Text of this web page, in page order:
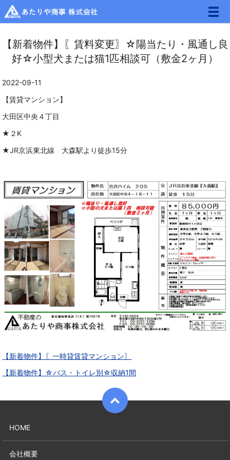
メ
【新着物件】〖賃料変更〗☆陽当たり・風通し良
好☆小型犬または猫1匹相談可（敷金2ヶ月）
2022-09-11
【賃貸マンション】
大田区中央４丁目
★２K
★JR京浜東北線 大森駅より徒歩15分
【新着物件】〖一時貸賃貸マンション〗
【新着物件】☆バス・トイレ別☆収納1間
HOME
会社概要